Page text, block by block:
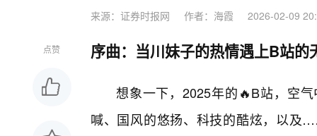
来源：证券时报网 作者：海霞 2026-02-09
点赞 序曲：当川妹子的热情遇上B站的
想象一下，2025年的🔥B站，空
喊、国风的悠扬、科技的酷炫，以及